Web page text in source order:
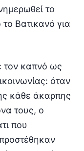
το
Βατικανό για
τον καπνό ως
όταν
κάθε άκαρπης
τους, ο
που